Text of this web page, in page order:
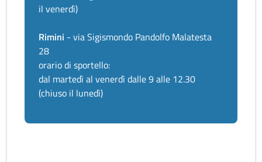
il venerdì)
Rimini - via Sigismondo Pandolfo Malatesta
28
orario di sportello:
dal martedì al venerdì dalle 9 alle 12.30
(chiuso il lunedì)